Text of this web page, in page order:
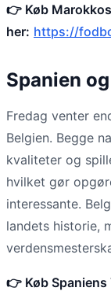
👉 Køb
her: https://
Spanien
Fredag venter
Belgien. Begge
kvaliteter og
hvilket gør
interessante.
landets historie,
👉 Køb